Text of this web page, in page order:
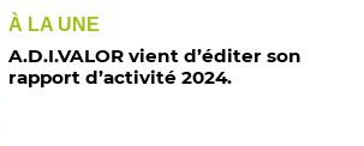
À LA UNE
A.D.I.VALOR vient d’éditer son
rapport d’activité 2024.